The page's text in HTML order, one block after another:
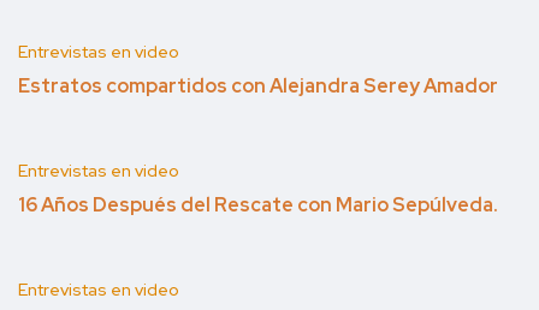
Entrevistas en video
Estratos compartidos con Alejandra Serey Amador
Entrevistas en video
16 Años Después del Rescate con Mario Sepúlveda.
Entrevistas en video